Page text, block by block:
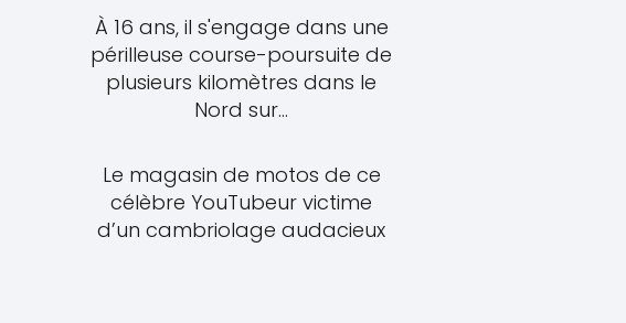
À 16 ans, il s'engage dans une
périlleuse course-poursuite de
plusieurs kilomètres dans le
Nord sur...
Le magasin de motos de ce
célèbre YouTubeur victime
d’un cambriolage audacieux